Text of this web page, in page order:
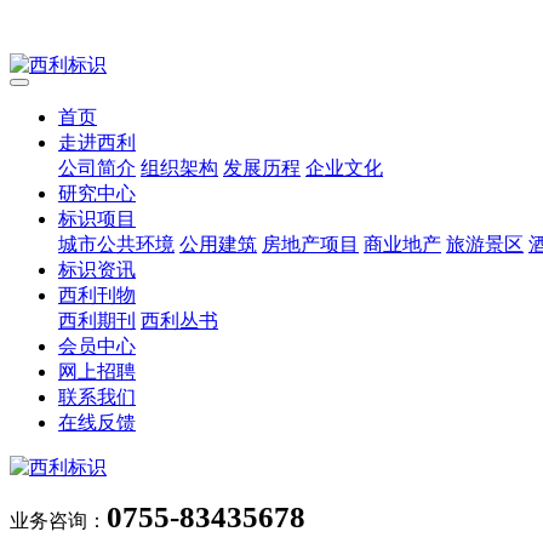
首页
走进西利
公司简介 组织架构 发展历程 企业文化
研究中心
标识项目
城市公共环境 公用建筑 房地产项目 商业地产 旅游景区
标识资讯
西利刊物
西利期刊 西利丛书
会员中心
网上招聘
联系我们
在线反馈
业务咨询： 0755-83435678